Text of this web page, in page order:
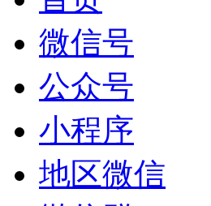
微信号
公众号
小程序
地区微信